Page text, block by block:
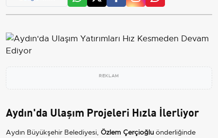
REKLAM
Aydın'da Ulaşım Projeleri Hızla İlerliyor
Aydın Büyükşehir Belediyesi, Özlem Çerçioğlu önderliğinde